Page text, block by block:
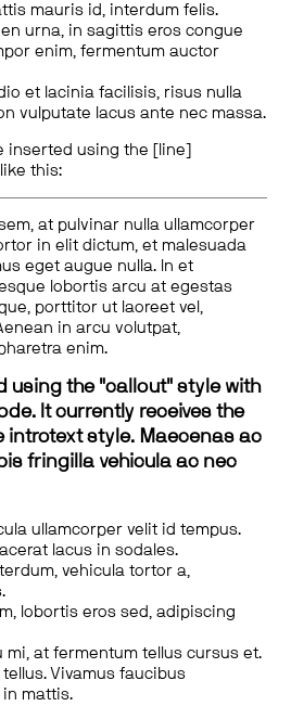
mauris id, interdum felis.
urna, in sagittis eros congue
enim, fermentum auctor
et lacinia facilisis, risus nulla
vulputate lacus ante nec massa.
inserted using the [line]
this:
at pulvinar nulla ullamcorper
in elit dictum, et malesuada
eget augue nulla. In et
lobortis arcu at egestas
porttitor ut laoreet vel,
in arcu volutpat,
enim.
using the "callout" style with
It currently receives the
introtext style. Maecenas ac
fringilla vehicula ac nec
ullamcorper velit id tempus.
lacus in sodales.
vehicula tortor a,
lobortis eros sed, adipiscing
mi, at fermentum tellus cursus et.
Vivamus faucibus
in mattis.